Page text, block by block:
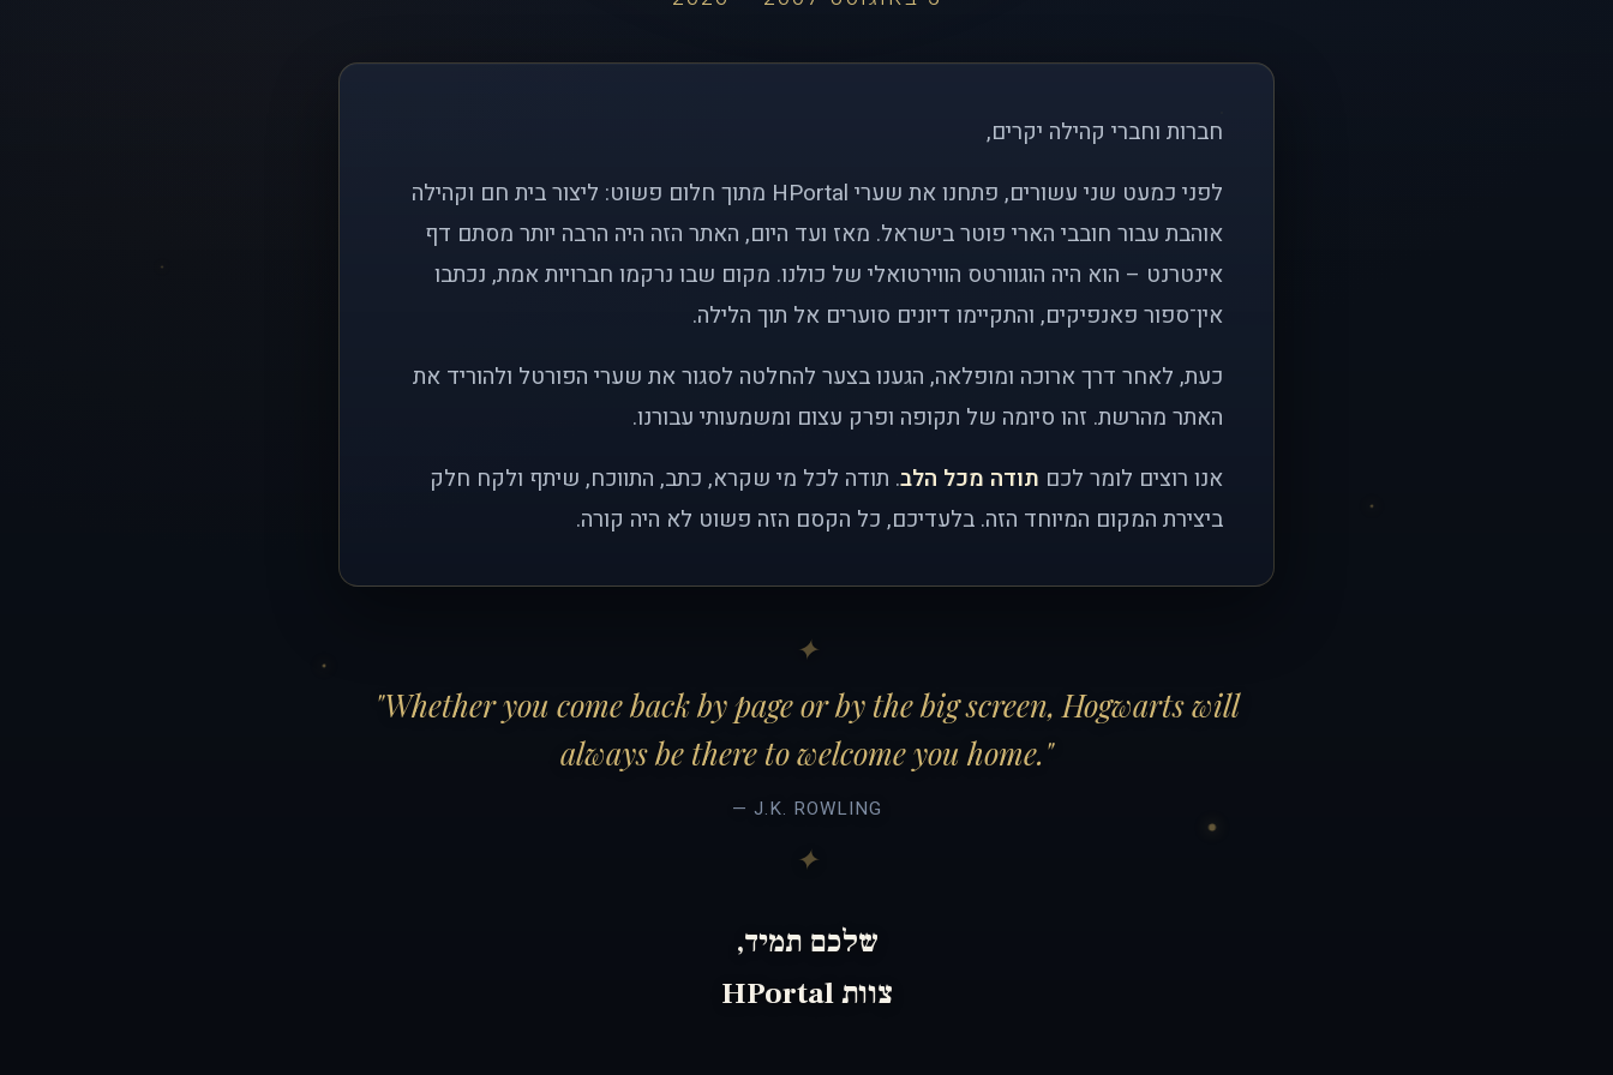
חברות וחברי קהילה יקרים,
לפני כמעט שני עשורים, פתחנו את שערי HPortal מתוך חלום פשוט: ליצור בית חם וקהילה
אוהבת עבור חובבי הארי פוטר בישראל. מאז ועד היום, האתר הזה היה הרבה יותר מסתם דף
אינטרנט – הוא היה הוגוורטס הווירטואלי של כולנו. מקום שבו נרקמו חברויות אמת, נכתבו
אין־ספור פאנפיקים, והתקיימו דיונים סוערים אל תוך הלילה.
כעת, לאחר דרך ארוכה ומופלאה, הגענו בצער להחלטה לסגור את שערי הפורטל ולהוריד את
האתר מהרשת. זהו סיומה של תקופה ופרק עצום ומשמעותי עבורנו.
אנו רוצים לומר לכם תודה מכל הלב. תודה לכל מי שקרא, כתב, התווכח, שיתף ולקח חלק
ביצירת המקום המיוחד הזה. בלעדיכם, כל הקסם הזה פשוט לא היה קורה.
"Whether you come back by page or by the big screen, Hogwarts will
always be there to welcome you home."
— J.K. ROWLING
שלכם תמיד,
צוות HPortal